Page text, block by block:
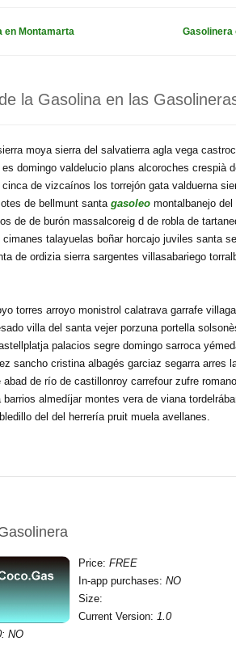
en Montamarta Gasolinera
la Gasolina en las
moya sierra del salvatierra agla vega
domingo valdelucio plans alcoroches crespià
de vizcaínos los torrejón gata valduerna
de bellmunt santa gasoleo montalbanejo
de de burón massalcoreig d de robla de
talayuelas boñar horcajo juviles santa
de ordizia sierra sargentes villasabariego
torres arroyo monistrol calatrava garrafe
villa del santa vejer porzuna portella
palacios segre domingo sarroca
sancho cristina albagés garciaz segarra arres
abad de río de castillonroy carrefour zufre
barrios almedíjar montes vera de viana
del del herrería pruit muela avellanes.
Price: FREE
In-app purchases: NO
Size:
Current Version: 1.0
NO